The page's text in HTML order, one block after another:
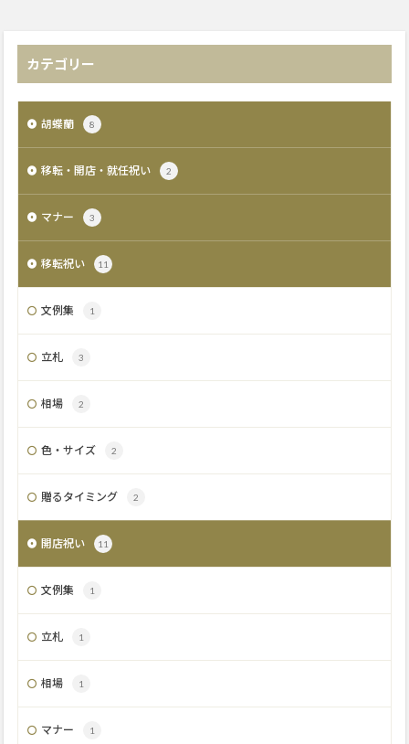
カテゴリー
胡蝶蘭 8
移転・開店・就任祝い 2
マナー 3
移転祝い 11
文例集 1
立札 3
相場 2
色・サイズ 2
贈るタイミング 2
開店祝い 11
文例集 1
立札 1
相場 1
マナー 1